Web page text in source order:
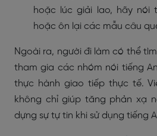
hoặc lúc giải lao, hãy nói
hoặc ôn lại các mẫu câu
Ngoài ra, người đi làm có thể
tham gia các nhóm nói tiếng
thực hành giao tiếp thực tế.
không chỉ giúp tăng phản xạ
dựng sự tự tin khi sử dụng tiếng